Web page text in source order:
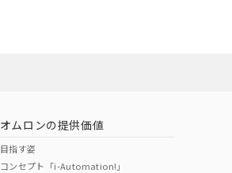
オムロンの提供価値
目指す姿
コンセプト「i-Automation!」